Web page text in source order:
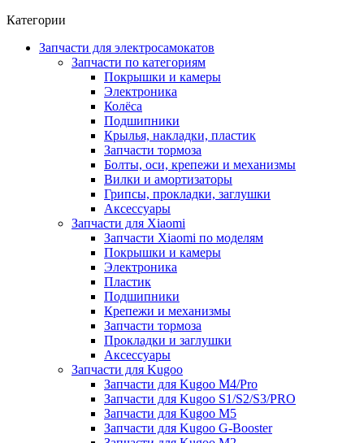
Категории
Запчасти для электросамокатов
Запчасти по категориям
Покрышки и камеры
Электроника
Колёса
Подшипники
Крылья, накладки, пластик
Запчасти тормоза
Болты, оси, крепежи и механизмы
Вилки и амортизаторы
Грипсы, прокладки, заглушки
Аксессуары
Запчасти для Xiaomi
Запчасти Xiaomi по моделям
Покрышки и камеры
Электроника
Пластик
Подшипники
Крепежи и механизмы
Запчасти тормоза
Прокладки и заглушки
Аксессуары
Запчасти для Kugoo
Запчасти для Kugoo M4/Pro
Запчасти для Kugoo S1/S2/S3/PRO
Запчасти для Kugoo M5
Запчасти для Kugoo G-Booster